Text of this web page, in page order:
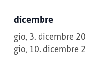
dicembre
gio, 3. dicembre
gio, 10. dicembre